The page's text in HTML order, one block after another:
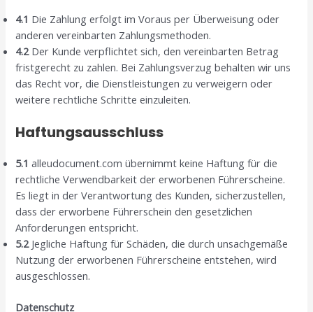
4.1 Die Zahlung erfolgt im Voraus per Überweisung oder
anderen vereinbarten Zahlungsmethoden.
4.2Der Kunde verpflichtet sich, den vereinbarten Betrag
fristgerecht zu zahlen. Bei Zahlungsverzug behalten wir uns
das Recht vor, die Dienstleistungen zu verweigern oder
weitere rechtliche Schritte einzuleiten.
Haftungsausschluss
5.1 alleudocument.com übernimmt keine Haftung für die
rechtliche Verwendbarkeit der erworbenen Führerscheine.
Es liegt in der Verantwortung des Kunden, sicherzustellen,
dass der erworbene Führerschein den gesetzlichen
Anforderungen entspricht.
5.2Jegliche Haftung für Schäden, die durch unsachgemäße
Nutzung der erworbenen Führerscheine entstehen, wird
ausgeschlossen.
Datenschutz